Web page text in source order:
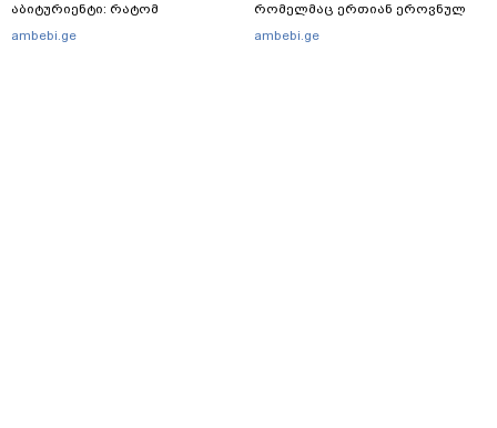
აბიტურიენტი: რატომ
გადაწყვიტა ბაგრატიონთა
ambebi.ge
რომელმაც ერთიან ეროვნულ
გამოცდებზე, ყველა საგანში
ambebi.ge